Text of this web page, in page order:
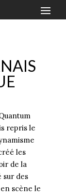
repris le
les
de la
sur des
scène le